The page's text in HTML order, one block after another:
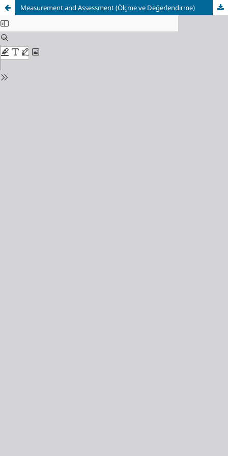
Measurement and Assessment (Ölçme ve Değerlendirme)